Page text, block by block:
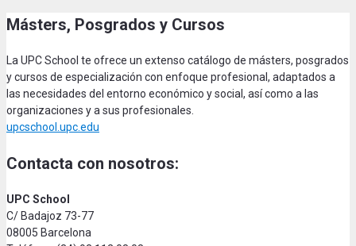
Másters, Posgrados y Cursos
La UPC School te ofrece un extenso catálogo de másters, posgrados
y cursos de especialización con enfoque profesional, adaptados a
las necesidades del entorno económico y social, así como a las
organizaciones y a sus profesionales.
upcschool.upc.edu
Contacta con nosotros:
UPC School
C/ Badajoz 73-77
08005 Barcelona